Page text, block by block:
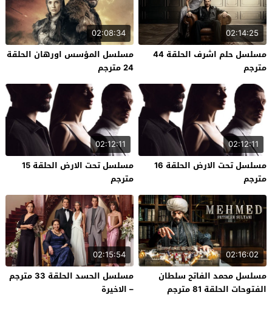
02:14:25
مسلسل حلم اشرف الحلقة 44
مترجم
02:08:34
مسلسل المؤسس اورهان الحلقة
24 مترجم
02:12:11
مسلسل تحت الارض الحلقة 16
مترجم
02:12:11
مسلسل تحت الارض الحلقة 15
مترجم
02:16:02
مسلسل محمد الفاتح سلطان
الفتوحات الحلقة 81 مترجم
02:15:54
مسلسل الحسد الحلقة 33 مترجم
– الاخيرة